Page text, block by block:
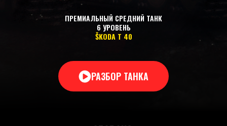
ПРЕМИАЛЬНЫЙ СРЕДНИЙ ТАНК
6 УРОВЕНЬ
ŠKODA T 40
РАЗБОР ТАНКА